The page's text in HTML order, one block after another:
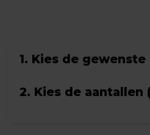
1. Kies de
2. Kies de aantallen